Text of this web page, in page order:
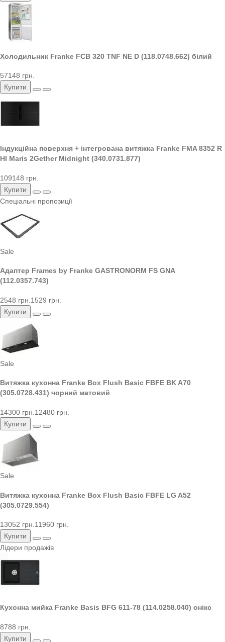
Холодильник Franke FCB 320 TNF NE D (118.0748.662) білий
57148 грн.
Купити
Індукційна поверхня + інтегрована витяжка Franke FMA 8352 R
HI Maris 2Gether Midnight (340.0731.877)
109148 грн.
Купити
Спеціальні пропозиції
Sale
Адаптер Frames by Franke GASTRONORM FS GNA
(112.0357.743)
2548 грн. 1529 грн.
Купити
Sale
Витяжка кухонна Franke Box Flush Basic FBFE BK A70
(305.0728.431) чорний матовий
14300 грн. 12480 грн.
Купити
Sale
Витяжка кухонна Franke Box Flush Basic FBFE LG A52
(305.0729.554)
13052 грн.11960 грн.
Купити
Лідери продажів
Кухонна мийка Franke Basis BFG 611-78 (114.0258.040) онікс
8788 грн.
Купити